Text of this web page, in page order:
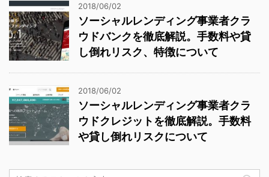
2018/06/02
ソーシャルレンディング事業者クラ
ウドバンクを徹底解説。手数料や貸
し倒れリスク、特徴について
2018/06/02
ソーシャルレンディング事業者クラ
ウドクレジットを徹底解説。手数料
や貸し倒れリスクについて